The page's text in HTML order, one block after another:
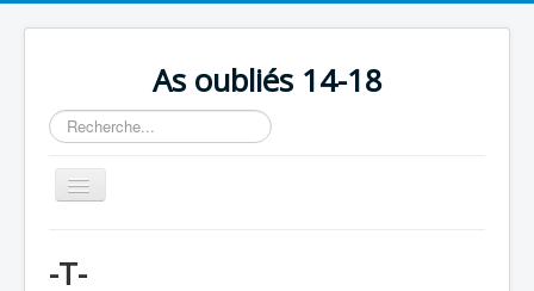
As oubliés 14-18
Rechercher
Basculer
la
Chronologie
-T-